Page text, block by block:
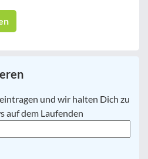
und wir halten Dich zu
auf dem Laufenden